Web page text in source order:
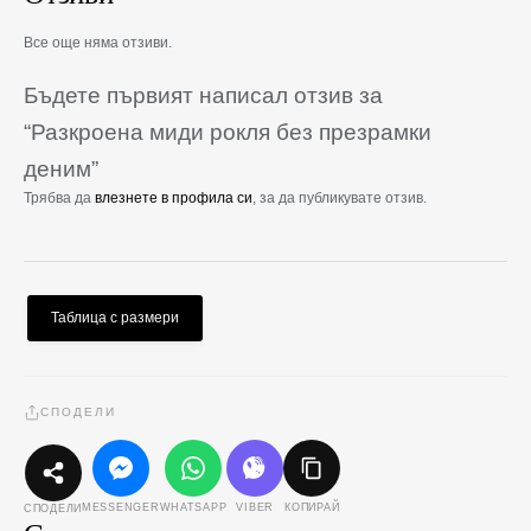
Все още няма отзиви.
Бъдете първият написал отзив за
“Разкроена миди рокля без презрамки
деним”
Трябва да влезнете в профила си, за да публикувате отзив.
Таблица с размери
СПОДЕЛИ
СПОДЕЛИ MESSENGER WHATSAPP VIBER КОПИРАЙ